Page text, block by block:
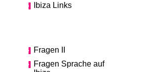
Ibiza Links
Fragen II
Fragen Sprache auf